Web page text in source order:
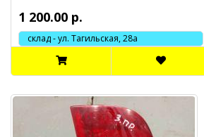
1 200.00 р.
склад - ул. Тагильская, 28а